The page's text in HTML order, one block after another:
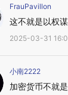
FrauPavillon
这不就是以权
2025-03-31
小南2222
加密货币不就